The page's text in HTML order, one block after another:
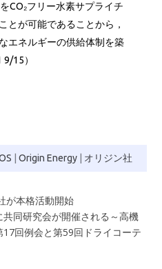
CO₂フリー水素サプライチ
とが可能であることから，
エネルギーの供給体制を築
15）
Origin Energy| オリジン社
が本格活動開始
同研究会が開催される～高機
回例会と第59回ドライコーテ